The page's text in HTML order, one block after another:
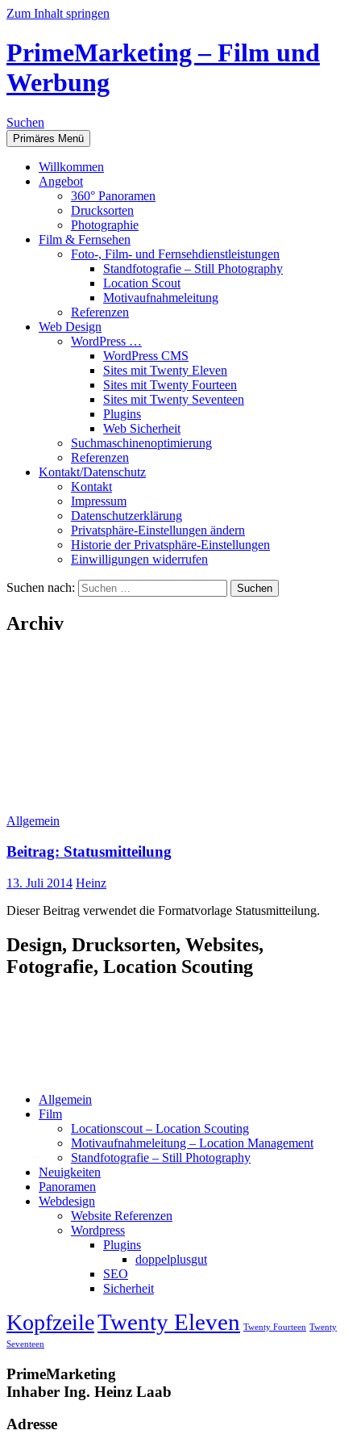
Zum Inhalt springen
PrimeMarketing – Film und
Werbung
Suchen
Primäres Menü
Willkommen
Angebot
360° Panoramen
Drucksorten
Photographie
Film & Fernsehen
Foto-, Film- und Fernsehdienstleistungen
Standfotografie – Still Photography
Location Scout
Motivaufnahmeleitung
Referenzen
Web Design
WordPress …
WordPress CMS
Sites mit Twenty Eleven
Sites mit Twenty Fourteen
Sites mit Twenty Seventeen
Plugins
Web Sicherheit
Suchmaschinenoptimierung
Referenzen
Kontakt/Datenschutz
Kontakt
Impressum
Datenschutzerklärung
Privatsphäre-Einstellungen ändern
Historie der Privatsphäre-Einstellungen
Einwilligungen widerrufen
Suchen nach:
Archiv
Allgemein
Beitrag: Statusmitteilung
13. Juli 2014 Heinz
Dieser Beitrag verwendet die Formatvorlage Statusmitteilung.
Design, Drucksorten, Websites,
Fotografie, Location Scouting
Allgemein
Film
Locationscout – Location Scouting
Motivaufnahmeleitung – Location Management
Standfotografie – Still Photography
Neuigkeiten
Panoramen
Webdesign
Website Referenzen
Wordpress
Plugins
doppelplusgut
SEO
Sicherheit
KopfzeileTwenty Eleven Twenty Fourteen Twenty
Seventeen
PrimeMarketing
Inhaber Ing. Heinz Laab
Adresse